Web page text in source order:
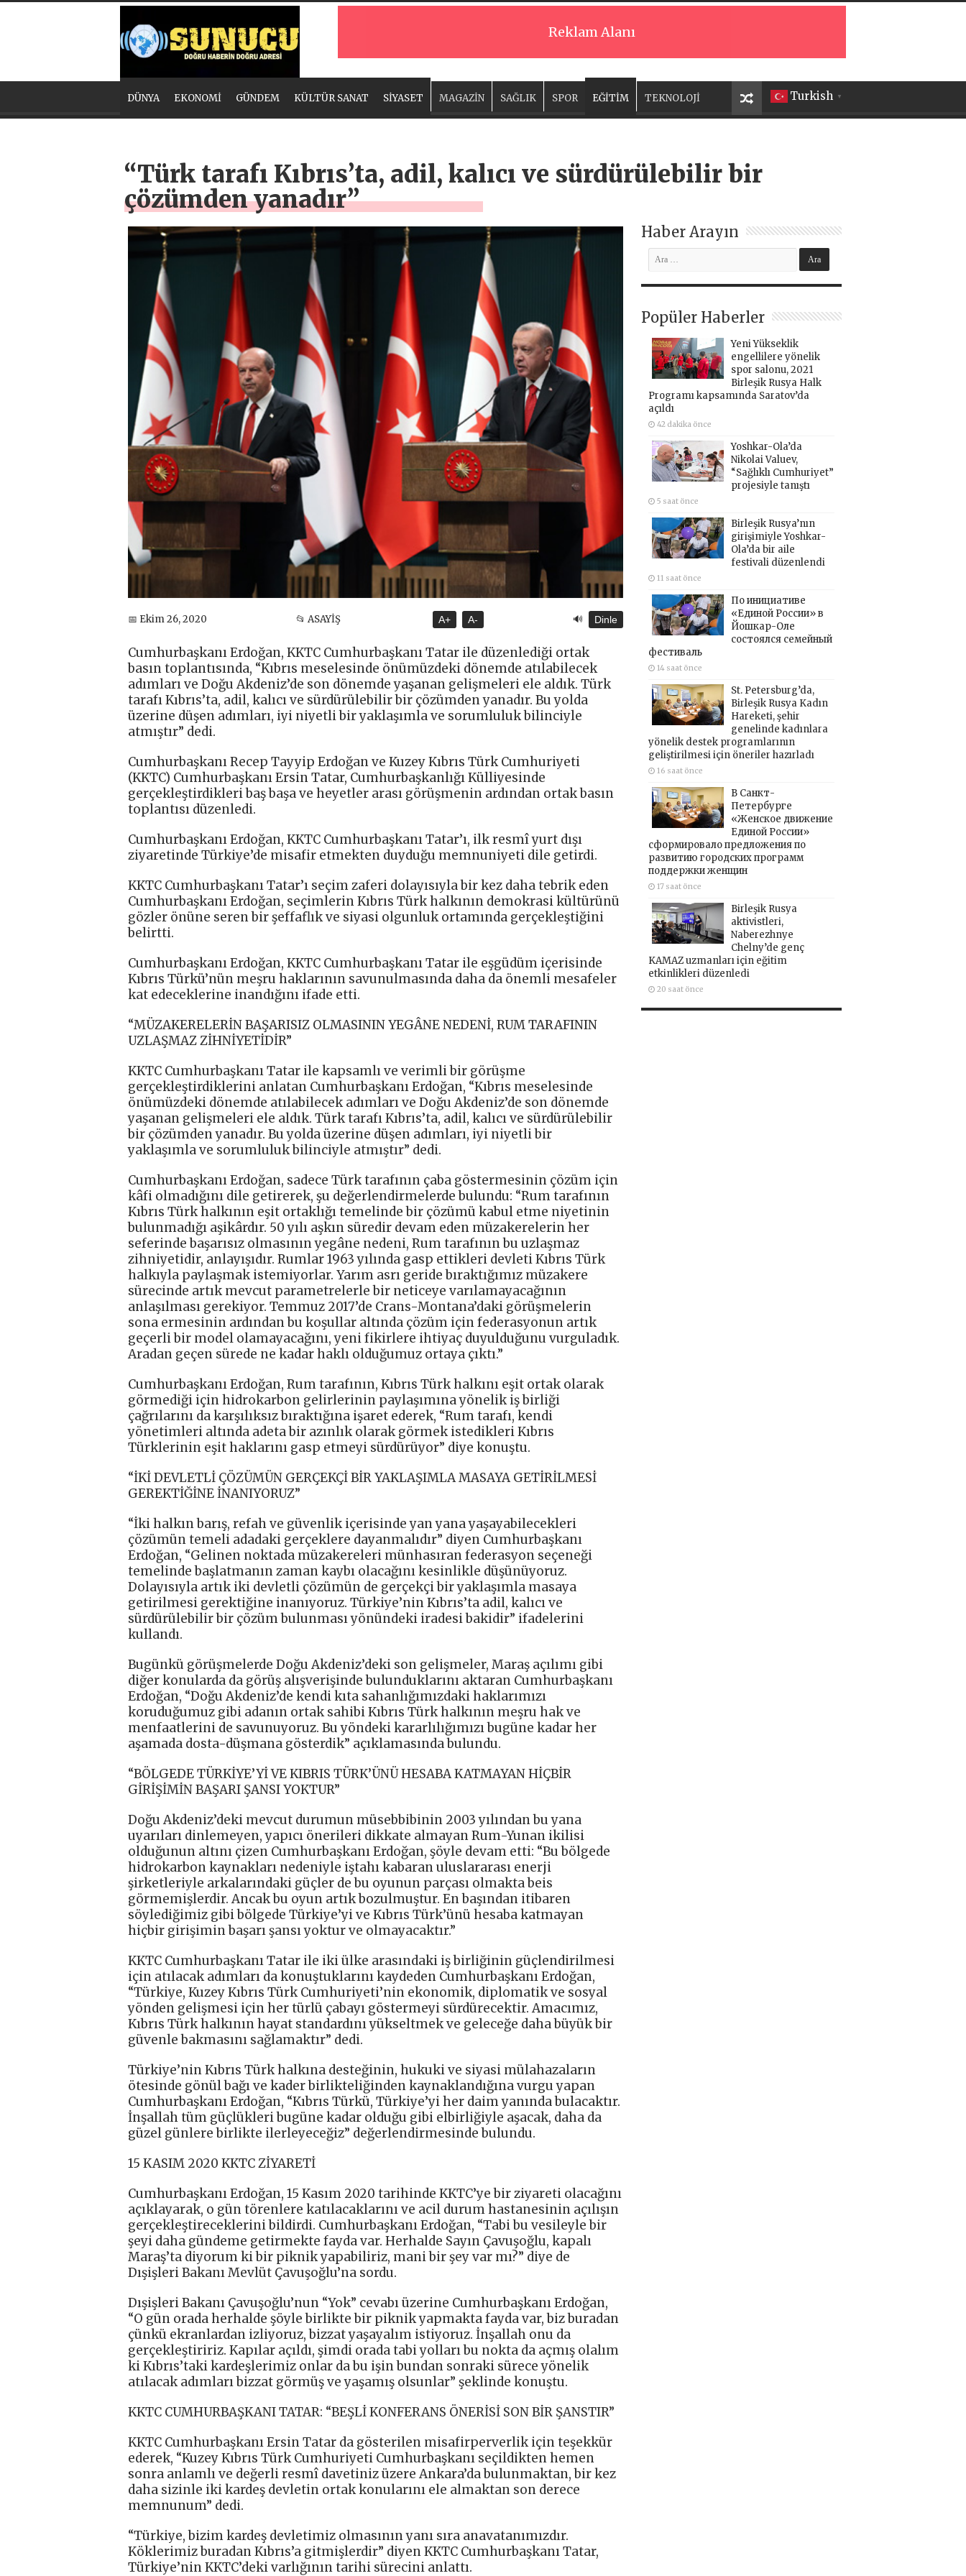
Reklam Alanı
Turkish ▼
DÜNYA EKONOMİ GÜNDEM KÜLTÜR SANAT SİYASET MAGAZİN SAĞLIK SPOR EĞİTİM TEKNOLOJİ
“Türk tarafı Kıbrıs’ta, adil, kalıcı ve sürdürülebilir bir
çözümden yanadır”
📅 Ekim 26, 2020 📂 ASAYİŞ A+ A- 🔊 Dinle
Cumhurbaşkanı Erdoğan, KKTC Cumhurbaşkanı Tatar ile düzenlediği ortak
basın toplantısında, “Kıbrıs meselesinde önümüzdeki dönemde atılabilecek
adımları ve Doğu Akdeniz’de son dönemde yaşanan gelişmeleri ele aldık. Türk
tarafı Kıbrıs’ta, adil, kalıcı ve sürdürülebilir bir çözümden yanadır. Bu yolda
üzerine düşen adımları, iyi niyetli bir yaklaşımla ve sorumluluk bilinciyle
atmıştır” dedi.
Cumhurbaşkanı Recep Tayyip Erdoğan ve Kuzey Kıbrıs Türk Cumhuriyeti
(KKTC) Cumhurbaşkanı Ersin Tatar, Cumhurbaşkanlığı Külliyesinde
gerçekleştirdikleri baş başa ve heyetler arası görüşmenin ardından ortak basın
toplantısı düzenledi.
Cumhurbaşkanı Erdoğan, KKTC Cumhurbaşkanı Tatar’ı, ilk resmî yurt dışı
ziyaretinde Türkiye’de misafir etmekten duyduğu memnuniyeti dile getirdi.
KKTC Cumhurbaşkanı Tatar’ı seçim zaferi dolayısıyla bir kez daha tebrik eden
Cumhurbaşkanı Erdoğan, seçimlerin Kıbrıs Türk halkının demokrasi kültürünü
gözler önüne seren bir şeffaflık ve siyasi olgunluk ortamında gerçekleştiğini
belirtti.
Cumhurbaşkanı Erdoğan, KKTC Cumhurbaşkanı Tatar ile eşgüdüm içerisinde
Kıbrıs Türkü’nün meşru haklarının savunulmasında daha da önemli mesafeler
kat edeceklerine inandığını ifade etti.
“MÜZAKERELERİN BAŞARISIZ OLMASININ YEGÂNE NEDENİ, RUM TARAFININ
UZLAŞMAZ ZİHNİYETİDİR”
KKTC Cumhurbaşkanı Tatar ile kapsamlı ve verimli bir görüşme
gerçekleştirdiklerini anlatan Cumhurbaşkanı Erdoğan, “Kıbrıs meselesinde
önümüzdeki dönemde atılabilecek adımları ve Doğu Akdeniz’de son dönemde
yaşanan gelişmeleri ele aldık. Türk tarafı Kıbrıs’ta, adil, kalıcı ve sürdürülebilir
bir çözümden yanadır. Bu yolda üzerine düşen adımları, iyi niyetli bir
yaklaşımla ve sorumluluk bilinciyle atmıştır” dedi.
Cumhurbaşkanı Erdoğan, sadece Türk tarafının çaba göstermesinin çözüm için
kâfi olmadığını dile getirerek, şu değerlendirmelerde bulundu: “Rum tarafının
Kıbrıs Türk halkının eşit ortaklığı temelinde bir çözümü kabul etme niyetinin
bulunmadığı aşikârdır. 50 yılı aşkın süredir devam eden müzakerelerin her
seferinde başarısız olmasının yegâne nedeni, Rum tarafının bu uzlaşmaz
zihniyetidir, anlayışıdır. Rumlar 1963 yılında gasp ettikleri devleti Kıbrıs Türk
halkıyla paylaşmak istemiyorlar. Yarım asrı geride bıraktığımız müzakere
sürecinde artık mevcut parametrelerle bir neticeye varılamayacağının
anlaşılması gerekiyor. Temmuz 2017’de Crans-Montana’daki görüşmelerin
sona ermesinin ardından bu koşullar altında çözüm için federasyonun artık
geçerli bir model olamayacağını, yeni fikirlere ihtiyaç duyulduğunu vurguladık.
Aradan geçen sürede ne kadar haklı olduğumuz ortaya çıktı.”
Cumhurbaşkanı Erdoğan, Rum tarafının, Kıbrıs Türk halkını eşit ortak olarak
görmediği için hidrokarbon gelirlerinin paylaşımına yönelik iş birliği
çağrılarını da karşılıksız bıraktığına işaret ederek, “Rum tarafı, kendi
yönetimleri altında adeta bir azınlık olarak görmek istedikleri Kıbrıs
Türklerinin eşit haklarını gasp etmeyi sürdürüyor” diye konuştu.
“İKİ DEVLETLİ ÇÖZÜMÜN GERÇEKÇİ BİR YAKLAŞIMLA MASAYA GETİRİLMESİ
GEREKTİĞİNE İNANIYORUZ”
“İki halkın barış, refah ve güvenlik içerisinde yan yana yaşayabilecekleri
çözümün temeli adadaki gerçeklere dayanmalıdır” diyen Cumhurbaşkanı
Erdoğan, “Gelinen noktada müzakereleri münhasıran federasyon seçeneği
temelinde başlatmanın zaman kaybı olacağını kesinlikle düşünüyoruz.
Dolayısıyla artık iki devletli çözümün de gerçekçi bir yaklaşımla masaya
getirilmesi gerektiğine inanıyoruz. Türkiye’nin Kıbrıs’ta adil, kalıcı ve
sürdürülebilir bir çözüm bulunması yönündeki iradesi bakidir” ifadelerini
kullandı.
Bugünkü görüşmelerde Doğu Akdeniz’deki son gelişmeler, Maraş açılımı gibi
diğer konularda da görüş alışverişinde bulunduklarını aktaran Cumhurbaşkanı
Erdoğan, “Doğu Akdeniz’de kendi kıta sahanlığımızdaki haklarımızı
koruduğumuz gibi adanın ortak sahibi Kıbrıs Türk halkının meşru hak ve
menfaatlerini de savunuyoruz. Bu yöndeki kararlılığımızı bugüne kadar her
aşamada dosta-düşmana gösterdik” açıklamasında bulundu.
“BÖLGEDE TÜRKİYE’Yİ VE KIBRIS TÜRK’ÜNÜ HESABA KATMAYAN HİÇBİR
GİRİŞİMİN BAŞARI ŞANSI YOKTUR”
Doğu Akdeniz’deki mevcut durumun müsebbibinin 2003 yılından bu yana
uyarıları dinlemeyen, yapıcı önerileri dikkate almayan Rum-Yunan ikilisi
olduğunun altını çizen Cumhurbaşkanı Erdoğan, şöyle devam etti: “Bu bölgede
hidrokarbon kaynakları nedeniyle iştahı kabaran uluslararası enerji
şirketleriyle arkalarındaki güçler de bu oyunun parçası olmakta beis
görmemişlerdir. Ancak bu oyun artık bozulmuştur. En başından itibaren
söylediğimiz gibi bölgede Türkiye’yi ve Kıbrıs Türk’ünü hesaba katmayan
hiçbir girişimin başarı şansı yoktur ve olmayacaktır.”
KKTC Cumhurbaşkanı Tatar ile iki ülke arasındaki iş birliğinin güçlendirilmesi
için atılacak adımları da konuştuklarını kaydeden Cumhurbaşkanı Erdoğan,
“Türkiye, Kuzey Kıbrıs Türk Cumhuriyeti’nin ekonomik, diplomatik ve sosyal
yönden gelişmesi için her türlü çabayı göstermeyi sürdürecektir. Amacımız,
Kıbrıs Türk halkının hayat standardını yükseltmek ve geleceğe daha büyük bir
güvenle bakmasını sağlamaktır” dedi.
Türkiye’nin Kıbrıs Türk halkına desteğinin, hukuki ve siyasi mülahazaların
ötesinde gönül bağı ve kader birlikteliğinden kaynaklandığına vurgu yapan
Cumhurbaşkanı Erdoğan, “Kıbrıs Türkü, Türkiye’yi her daim yanında bulacaktır.
İnşallah tüm güçlükleri bugüne kadar olduğu gibi elbirliğiyle aşacak, daha da
güzel günlere birlikte ilerleyeceğiz” değerlendirmesinde bulundu.
15 KASIM 2020 KKTC ZİYARETİ
Cumhurbaşkanı Erdoğan, 15 Kasım 2020 tarihinde KKTC’ye bir ziyareti olacağını
açıklayarak, o gün törenlere katılacaklarını ve acil durum hastanesinin açılışın
gerçekleştireceklerini bildirdi. Cumhurbaşkanı Erdoğan, “Tabi bu vesileyle bir
şeyi daha gündeme getirmekte fayda var. Herhalde Sayın Çavuşoğlu, kapalı
Maraş’ta diyorum ki bir piknik yapabiliriz, mani bir şey var mı?” diye de
Dışişleri Bakanı Mevlüt Çavuşoğlu’na sordu.
Dışişleri Bakanı Çavuşoğlu’nun “Yok” cevabı üzerine Cumhurbaşkanı Erdoğan,
“O gün orada herhalde şöyle birlikte bir piknik yapmakta fayda var, biz buradan
çünkü ekranlardan izliyoruz, bizzat yaşayalım istiyoruz. İnşallah onu da
gerçekleştiririz. Kapılar açıldı, şimdi orada tabi yolları bu nokta da açmış olalım
ki Kıbrıs’taki kardeşlerimiz onlar da bu işin bundan sonraki sürece yönelik
atılacak adımları bizzat görmüş ve yaşamış olsunlar” şeklinde konuştu.
KKTC CUMHURBAŞKANI TATAR: “BEŞLİ KONFERANS ÖNERİSİ SON BİR ŞANSTIR”
KKTC Cumhurbaşkanı Ersin Tatar da gösterilen misafirperverlik için teşekkür
ederek, “Kuzey Kıbrıs Türk Cumhuriyeti Cumhurbaşkanı seçildikten hemen
sonra anlamlı ve değerli resmî davetiniz üzere Ankara’da bulunmaktan, bir kez
daha sizinle iki kardeş devletin ortak konularını ele almaktan son derece
memnunum” dedi.
“Türkiye, bizim kardeş devletimiz olmasının yanı sıra anavatanımızdır.
Köklerimiz buradan Kıbrıs’a gitmişlerdir” diyen KKTC Cumhurbaşkanı Tatar,
Türkiye’nin KKTC’deki varlığının tarihi sürecini anlattı.
Haber Arayın
Popüler Haberler
Yeni Yükseklik
engellilere yönelik
spor salonu, 2021
Birleşik Rusya Halk
Programı kapsamında Saratov’da
açıldı
42 dakika önce
Yoshkar-Ola’da
Nikolai Valuev,
“Sağlıklı Cumhuriyet”
projesiyle tanıştı
5 saat önce
Birleşik Rusya’nın
girişimiyle Yoshkar-
Ola’da bir aile
festivali düzenlendi
11 saat önce
По инициативе
«Единой России» в
Йошкар-Оле
состоялся семейный
фестиваль
14 saat önce
St. Petersburg’da,
Birleşik Rusya Kadın
Hareketi, şehir
genelinde kadınlara
yönelik destek programlarının
geliştirilmesi için öneriler hazırladı
16 saat önce
В Санкт-
Петербурге
«Женское движение
Единой России»
сформировало предложения по
развитию городских программ
поддержки женщин
17 saat önce
Birleşik Rusya
aktivistleri,
Naberezhnye
Chelny’de genç
KAMAZ uzmanları için eğitim
etkinlikleri düzenledi
20 saat önce